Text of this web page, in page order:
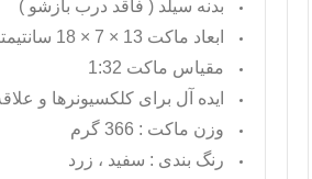
بدنه سیلد ( فاقد درب بازشو )
ابعاد ماکت 13 × 7 × 18 سانتیمتر
مقیاس ماکت 1:32
ایده آل برای کلکسیونرها و
وزن ماکت : 366 گرم
رنگ بندی : سفید ، زرد